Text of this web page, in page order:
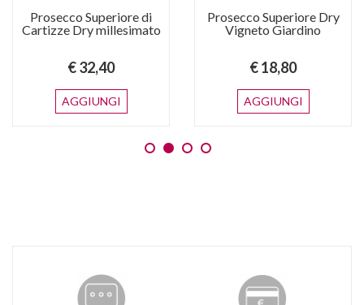
Prosecco Superiore di
Cartizze Dry millesimato
€ 32,40
AGGIUNGI
Prosecco Superiore Dry
Vigneto Giardino
€ 18,80
AGGIUNGI